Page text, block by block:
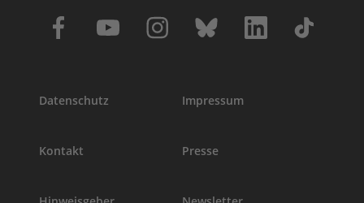
Datenschutz Impressum
Kontakt Presse